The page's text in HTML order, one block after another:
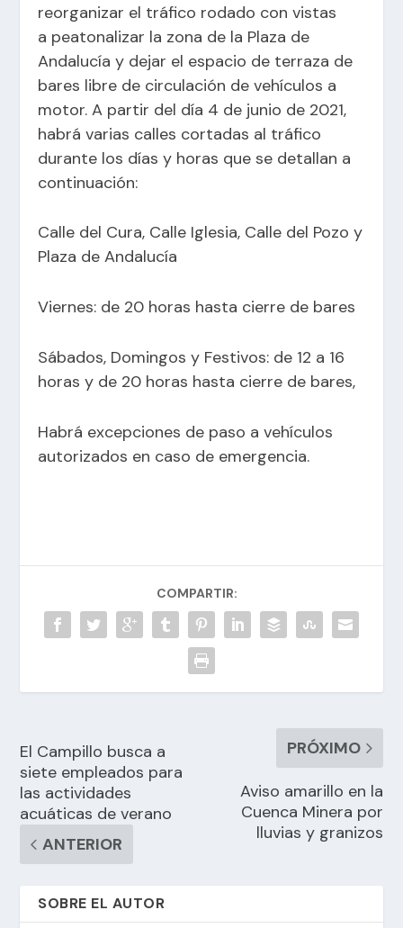
reorganizar el tráfico rodado con vistas
a peatonalizar la zona de la Plaza de
Andalucía y dejar el espacio de terraza de
bares libre de circulación de vehículos a
motor. A partir del día 4 de junio de 2021,
habrá varias calles cortadas al tráfico
durante los días y horas que se detallan a
continuación:
Calle del Cura, Calle Iglesia, Calle del Pozo y
Plaza de Andalucía
Viernes: de 20 horas hasta cierre de bares
Sábados, Domingos y Festivos: de 12 a 16
horas y de 20 horas hasta cierre de bares,
Habrá excepciones de paso a vehículos
autorizados en caso de emergencia.
COMPARTIR:
El Campillo busca a
siete empleados para
las actividades
acuáticas de verano
ANTERIOR
PRÓXIMO
Aviso amarillo en la
Cuenca Minera por
lluvias y granizos
SOBRE EL AUTOR